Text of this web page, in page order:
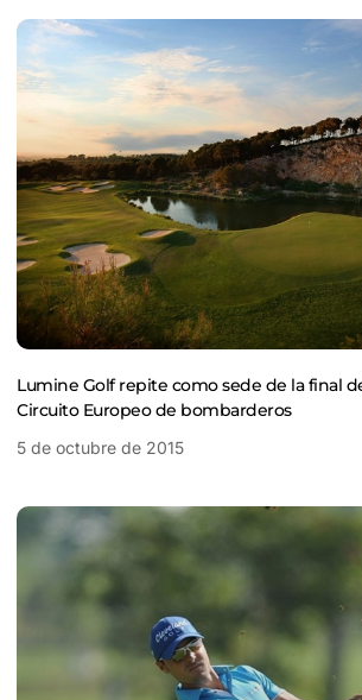
Lumine Golf repite como sede de la final
Circuito Europeo de bombarderos
5 de octubre de 2015